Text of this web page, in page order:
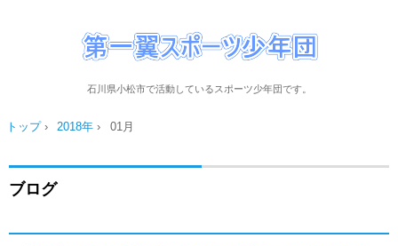
石川県小松市で活動しているスポーツ少年団です。
トップ› 2018年 › 01月
ブログ